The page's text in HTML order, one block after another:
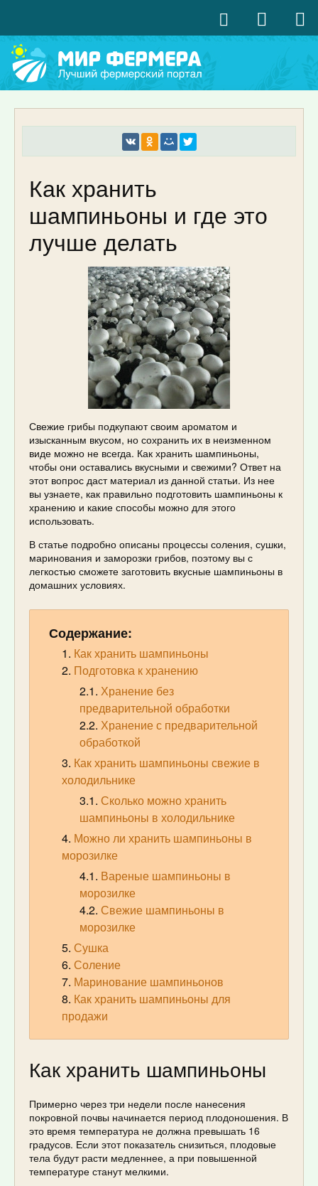
Как хранить
шампиньоны и где это
лучше делать
Свежие грибы подкупают своим ароматом и
изысканным вкусом, но сохранить их в неизменном
виде можно не всегда. Как хранить шампиньоны,
чтобы они оставались вкусными и свежими? Ответ на
этот вопрос даст материал из данной статьи. Из нее
вы узнаете, как правильно подготовить шампиньоны к
хранению и какие способы можно для этого
использовать.
В статье подробно описаны процессы соления, сушки,
маринования и заморозки грибов, поэтому вы с
легкостью сможете заготовить вкусные шампиньоны в
домашних условиях.
Содержание:
Как хранить шампиньоны
Подготовка к хранению
Хранение без
предварительной обработки
Хранение с предварительной
обработкой
Как хранить шампиньоны свежие в
холодильнике
Сколько можно хранить
шампиньоны в холодильнике
Можно ли хранить шампиньоны в
морозилке
Вареные шампиньоны в
морозилке
Свежие шампиньоны в
морозилке
Сушка
Соление
Маринование шампиньонов
Как хранить шампиньоны для
продажи
Как хранить шампиньоны
Примерно через три недели после нанесения
покровной почвы начинается период плодоношения. В
это время температура не должна превышать 16
градусов. Если этот показатель снизиться, плодовые
тела будут расти медленнее, а при повышенной
температуре станут мелкими.